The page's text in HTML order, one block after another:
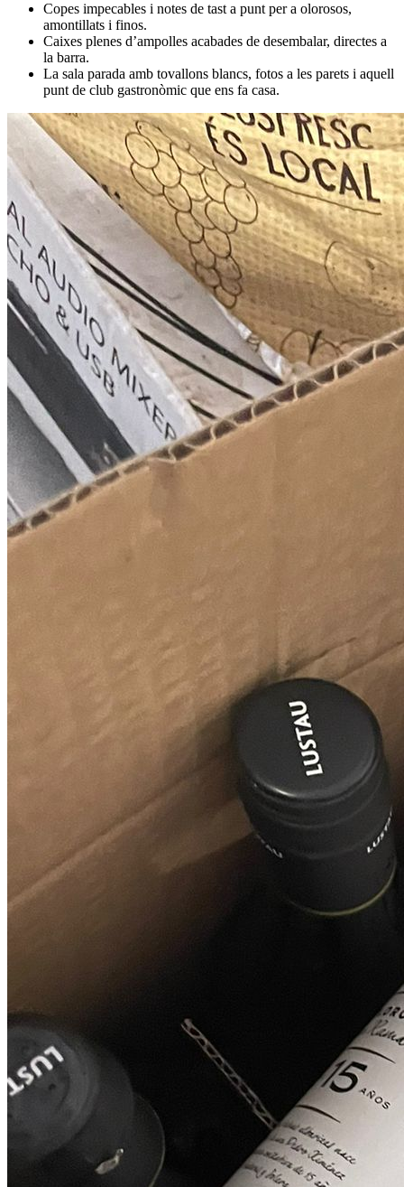
Copes impecables i notes de tast a punt per a olorosos,
amontillats i finos.
Caixes plenes d’ampolles acabades de desembalar, directes a
la barra.
La sala parada amb tovallons blancs, fotos a les parets i aquell
punt de club gastronòmic que ens fa casa.